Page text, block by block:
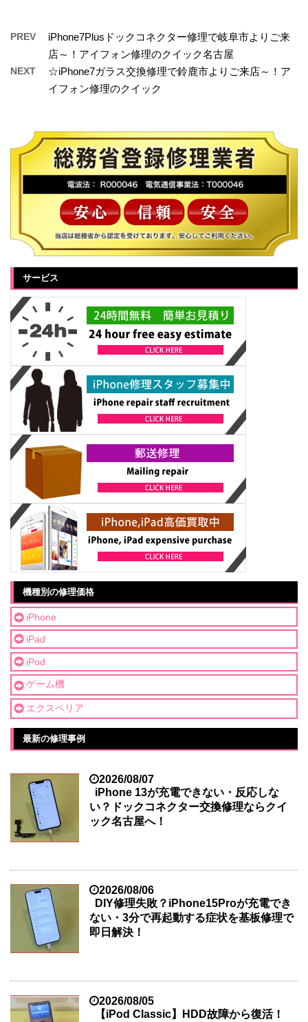
PREV
iPhone7Plusドックコネクター修理で岐阜市よりご来
店～！アイフォン修理のクイック名古屋
NEXT
☆iPhone7ガラス交換修理で鈴鹿市よりご来店～！ア
イフォン修理のクイック
サービス
機種別の修理価格
iPhone
iPad
iPod
ゲーム機
エクスペリア
最新の修理事例
2026/08/07
iPhone 13が充電できない・反応しな
い？ドックコネクター交換修理ならクイ
ック名古屋へ！
2026/08/06
DIY修理失敗？iPhone15Proが充電でき
ない・3分で再起動する症状を基板修理で
即日解決！
2026/08/05
【iPod Classic】HDD故障から復活！